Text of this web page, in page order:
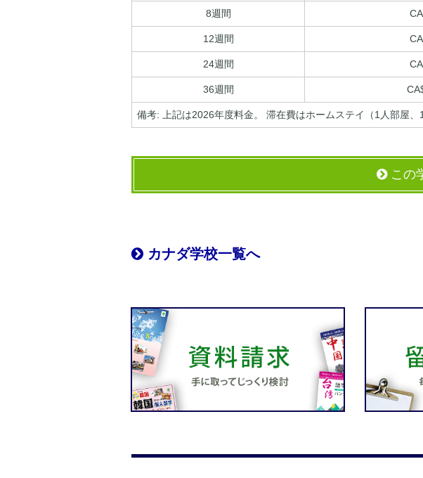
8週間
12週間
24週間
36週間
備考: 上記は2026年度料金。 滞在費はホームステイ（1人部屋、
この
カナダ学校一覧へ